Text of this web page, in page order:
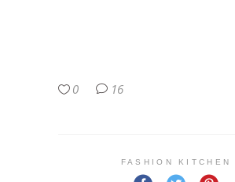
0 16
FASHION KITCHEN